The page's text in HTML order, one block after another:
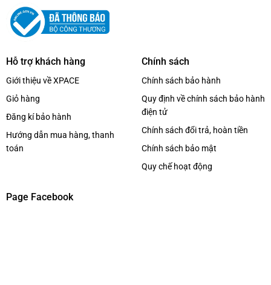
Hỗ trợ khách hàng
Giới thiệu về XPACE
Giỏ hàng
Đăng kí bảo hành
Hướng dẫn mua hàng, thanh
toán
Chính sách
Chính sách bảo hành
Quy định về chính sách bảo hành
điện tử
Chính sách đổi trả, hoàn tiền
Chính sách bảo mật
Quy chế hoạt động
Page Facebook